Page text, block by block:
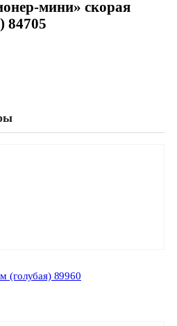
мини» скорая
84705
(голубая) 89960